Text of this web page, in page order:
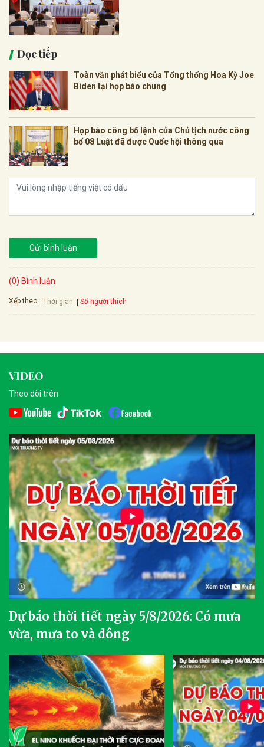
Đọc tiếp
Toàn văn phát biểu của Tổng thống Hoa Kỳ Joe
Biden tại họp báo chung
Họp báo công bố lệnh của Chủ tịch nước công
bố 08 Luật đã được Quốc hội thông qua
Gửi bình luận
(0) Bình luận
Xếp theo: Thời gian Số người thích
VIDEO
Theo dõi trên
Dự báo thời tiết ngày 5/8/2026: Có mưa
vừa, mưa to và dông